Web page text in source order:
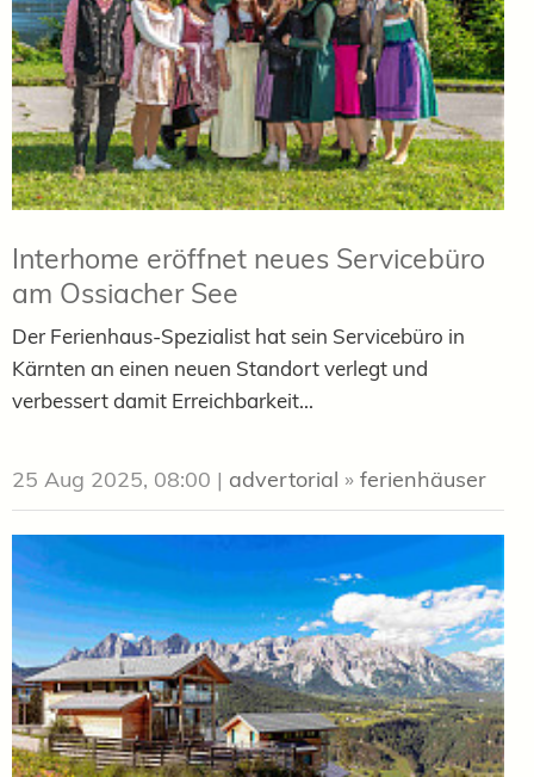
Interhome eröffnet neues Servicebüro
am Ossiacher See
Der Ferienhaus-Spezialist hat sein Servicebüro in
Kärnten an einen neuen Standort verlegt und
verbessert damit Erreichbarkeit...
25 Aug 2025, 08:00 | advertorial » ferienhäuser